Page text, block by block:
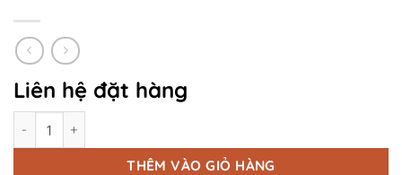
Liên hệ đặt hàng
THÊM VÀO GIỎ HÀNG